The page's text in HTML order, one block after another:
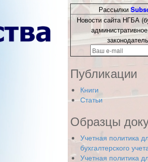
Рассылки
Новости сайта НГБА
Публикации
Книги
Статьи
Образцы
Учетная политика
бухгалтерского
Учетная политика